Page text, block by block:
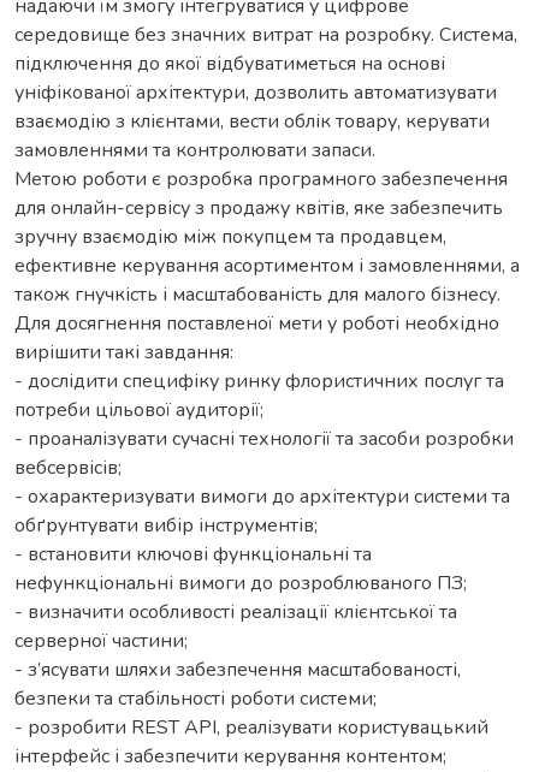
надаючи їм змогу інтегруватися у цифрове
середовище без значних витрат на розробку. Система,
підключення до якої відбуватиметься на основі
уніфікованої архітектури, дозволить автоматизувати
взаємодію з клієнтами, вести облік товару, керувати
замовленнями та контролювати запаси.
Метою роботи є розробка програмного забезпечення
для онлайн-сервісу з продажу квітів, яке забезпечить
зручну взаємодію між покупцем та продавцем,
ефективне керування асортиментом і замовленнями, а
також гнучкість і масштабованість для малого бізнесу.
Для досягнення поставленої мети у роботі необхідно
вирішити такі завдання:
- дослідити специфіку ринку флористичних послуг та
потреби цільової аудиторії;
- проаналізувати сучасні технології та засоби розробки
вебсервісів;
- охарактеризувати вимоги до архітектури системи та
обґрунтувати вибір інструментів;
- встановити ключові функціональні та
нефункціональні вимоги до розроблюваного ПЗ;
- визначити особливості реалізації клієнтської та
серверної частини;
- з’ясувати шляхи забезпечення масштабованості,
безпеки та стабільності роботи системи;
- розробити REST API, реалізувати користувацький
інтерфейс і забезпечити керування контентом;